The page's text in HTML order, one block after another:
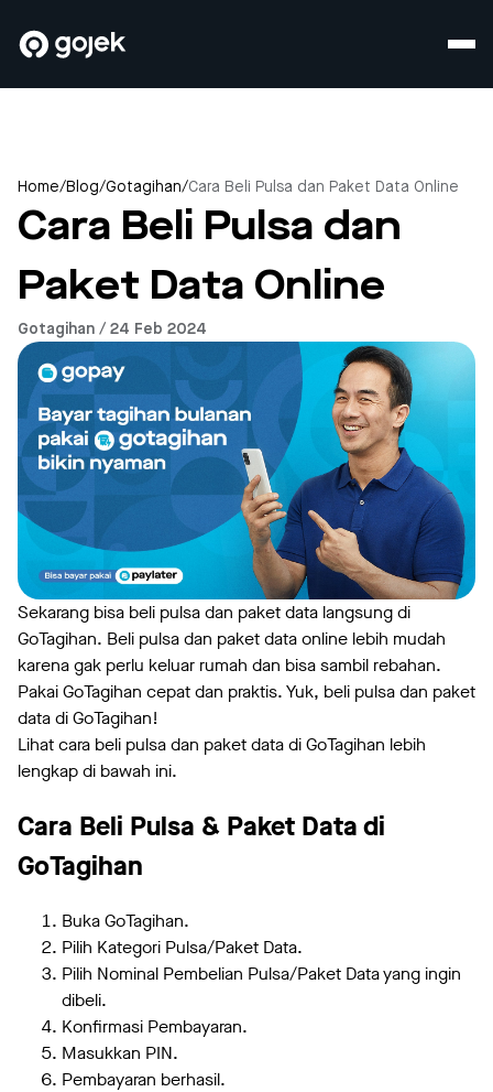
Home/Blog/Gotagihan/Cara Beli Pulsa dan Paket Data Online
Cara Beli Pulsa dan
Paket Data Online
Gotagihan / 24 Feb 2024
Sekarang bisa beli pulsa dan paket data langsung di
GoTagihan. Beli pulsa dan paket data online lebih mudah
karena gak perlu keluar rumah dan bisa sambil rebahan.
Pakai GoTagihan cepat dan praktis. Yuk, beli pulsa dan paket
data di GoTagihan!
Lihat cara beli pulsa dan paket data di GoTagihan lebih
lengkap di bawah ini.
Cara Beli Pulsa & Paket Data di
GoTagihan
Buka GoTagihan.
Pilih Kategori Pulsa/Paket Data.
Pilih Nominal Pembelian Pulsa/Paket Data yang ingin
dibeli.
Konfirmasi Pembayaran.
Masukkan PIN.
Pembayaran berhasil.